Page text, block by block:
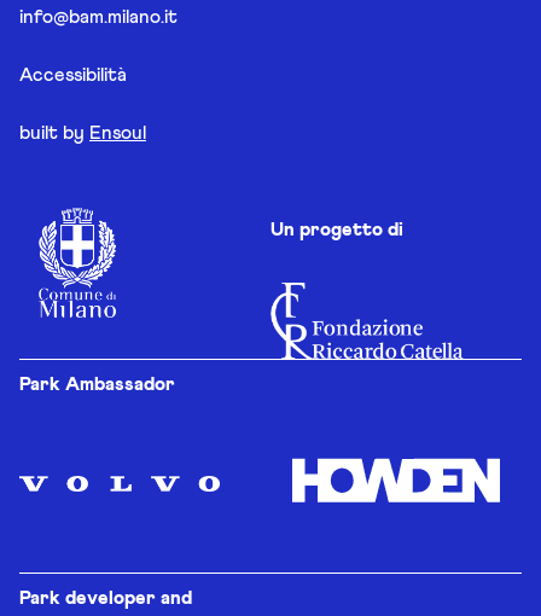
info@bam.milano.it
Accessibilità
built by Ensoul
Un progetto di
Park Ambassador
Park developer and